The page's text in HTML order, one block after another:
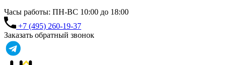
Часы работы: ПН-ВС 10:00 до 18:00
+7 (495) 260-19-37
Заказать обратный звонок